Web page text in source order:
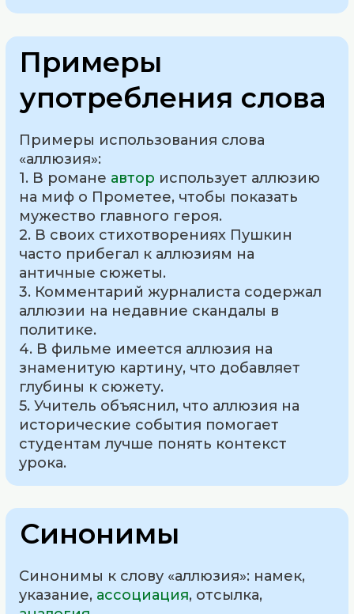
Примеры
употребления слова
Примеры использования слова
«аллюзия»:
1. В романе автор использует аллюзию
на миф о Прометее, чтобы показать
мужество главного героя.
2. В своих стихотворениях Пушкин
часто прибегал к аллюзиям на
античные сюжеты.
3. Комментарий журналиста содержал
аллюзии на недавние скандалы в
политике.
4. В фильме имеется аллюзия на
знаменитую картину, что добавляет
глубины к сюжету.
5. Учитель объяснил, что аллюзия на
исторические события помогает
студентам лучше понять контекст
урока.
Синонимы
Синонимы к слову «аллюзия»: намек,
указание, ассоциация, отсылка,